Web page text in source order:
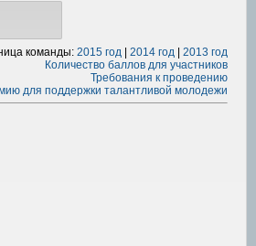
команды: 2015 год 2014 год
2013 год
Количество баллов для участников
Требования к проведению
для поддержки талантливой молодежи